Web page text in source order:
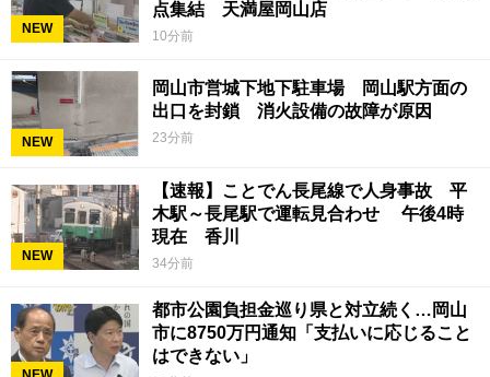
NEW
点集結 天満屋岡山店
10分前
NEW
岡山市営城下地下駐車場 岡山駅方面の
出口を封鎖 消火設備の故障が原因
23分前
NEW
【速報】ことでん長尾線で人身事故 平
木駅～長尾駅で運転見合わせ 午後4時
現在 香川
34分前
都市公園負担金巡り県と対立続く…岡山
市に8750万円通知「支払いに応じること
はできない」